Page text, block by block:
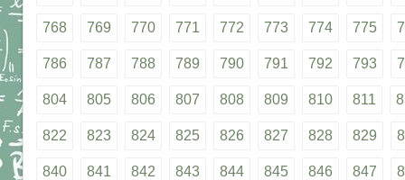
768 769 770 771 772 773 774 775
786 787 788 789 790 791 792 793
804 805 806 807 808 809 810 811
822 823 824 825 826 827 828 829
840 841 842 843 844 845 846 847